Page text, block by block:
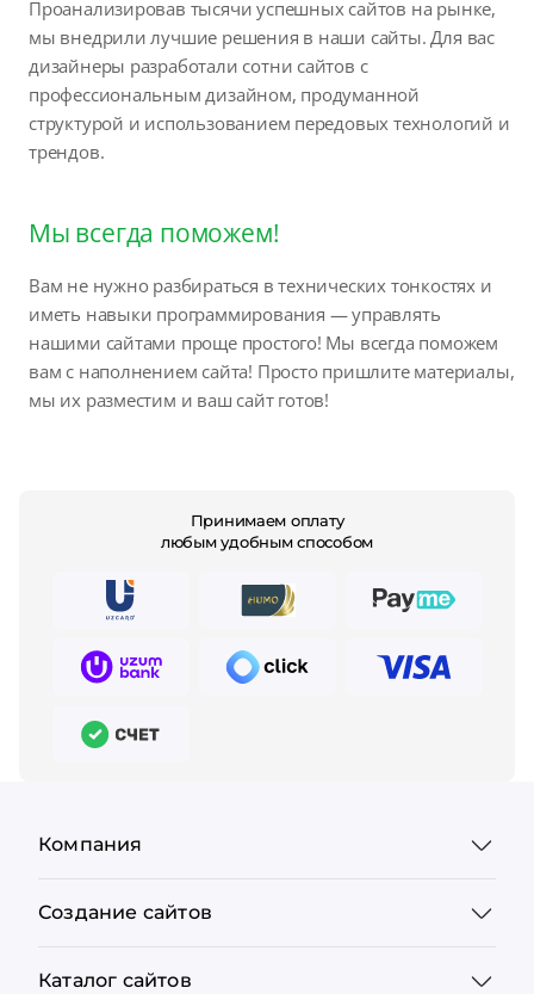
Проанализировав тысячи успешных сайтов на рынке,
мы внедрили лучшие решения в наши сайты. Для вас
дизайнеры разработали сотни сайтов с
профессиональным дизайном, продуманной
структурой и использованием передовых технологий и
трендов.
Мы всегда поможем!
Вам не нужно разбираться в технических тонкостях и
иметь навыки программирования — управлять
нашими сайтами проще простого! Мы всегда поможем
вам с наполнением сайта! Просто пришлите материалы,
мы их разместим и ваш сайт готов!
Принимаем оплату
любым удобным способом
Компания
Создание сайтов
Каталог сайтов